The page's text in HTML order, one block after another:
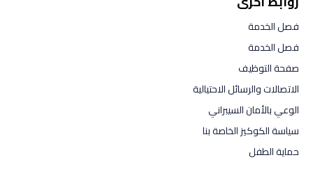
فصل الخدمة
فصل الخدمة
صفحة التوظيف
الاتصالات والرسائل الاحتيالية
الوعي بالأمان السيبراني
سياسة الكوكيز الخاصة بنا
حماية الطفل